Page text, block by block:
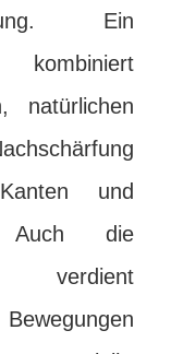
Ein
kombiniert
natürlichen
und
Auch die
verdient